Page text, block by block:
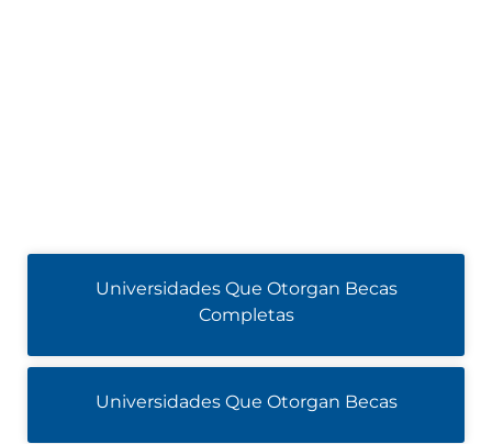
Universidades Que Otorgan Becas
Completas
Universidades Que Otorgan Becas